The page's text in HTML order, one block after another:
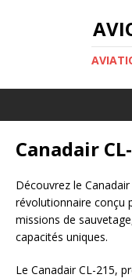
Canadair
Découvrez le
révolutionnaire conçu
missions de
capacités uniques.
Le Canadair CL-215,